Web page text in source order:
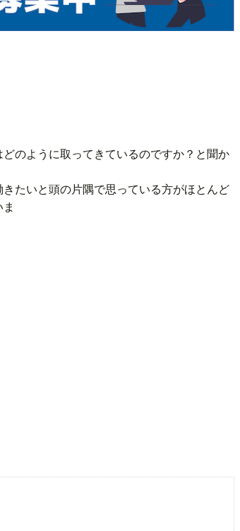
のように取ってきているのですか？と聞か
たいと頭の片隅で思っている方がほとんど